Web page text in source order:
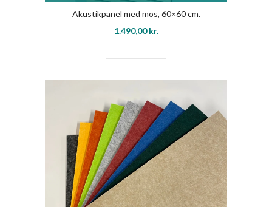
Akustikpanel med mos, 60×60 cm.
1.490,00kr.